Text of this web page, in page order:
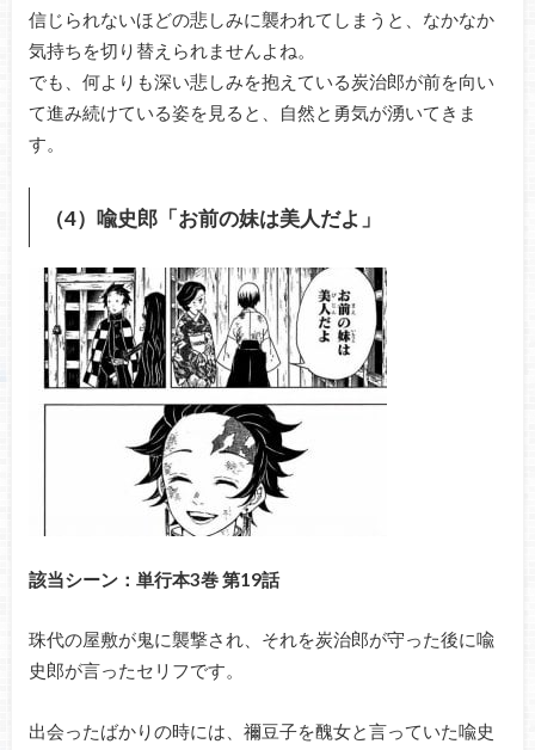
信じられないほどの悲しみに襲われてしまうと、なかなか
気持ちを切り替えられませんよね。
でも、何よりも深い悲しみを抱えている炭治郎が前を向い
て進み続けている姿を見ると、自然と勇気が湧いてきま
す。
（4）喩史郎「お前の妹は美人だよ」
該当シーン：単行本3巻 第19話
珠代の屋敷が鬼に襲撃され、それを炭治郎が守った後に喩
史郎が言ったセリフです。
出会ったばかりの時には、禰豆子を醜女と言っていた喩史